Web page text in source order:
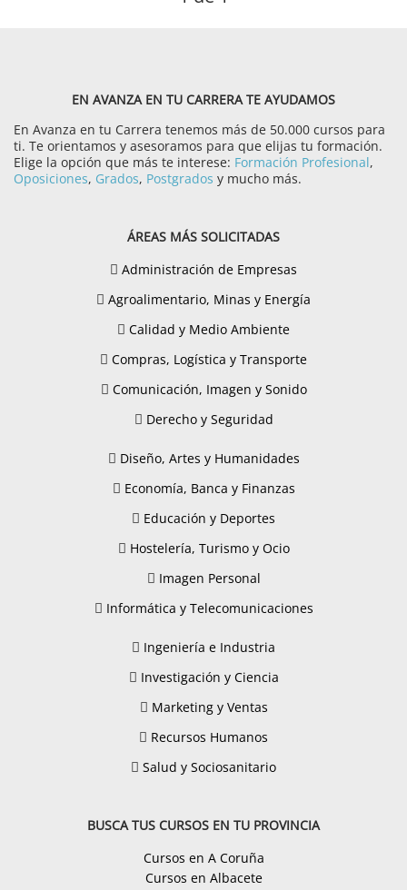
EN AVANZA EN TU CARRERA TE AYUDAMOS
En Avanza en tu Carrera tenemos más de 50.000 cursos para
ti. Te orientamos y asesoramos para que elijas tu formación.
Elige la opción que más te interese: Formación Profesional,
Oposiciones, Grados, Postgrados y mucho más.
ÁREAS MÁS SOLICITADAS
Administración de Empresas
Agroalimentario, Minas y Energía
Calidad y Medio Ambiente
Compras, Logística y Transporte
Comunicación, Imagen y Sonido
Derecho y Seguridad
Diseño, Artes y Humanidades
Economía, Banca y Finanzas
Educación y Deportes
Hostelería, Turismo y Ocio
Imagen Personal
Informática y Telecomunicaciones
Ingeniería e Industria
Investigación y Ciencia
Marketing y Ventas
Recursos Humanos
Salud y Sociosanitario
BUSCA TUS CURSOS EN TU PROVINCIA
Cursos en A Coruña
Cursos en Albacete